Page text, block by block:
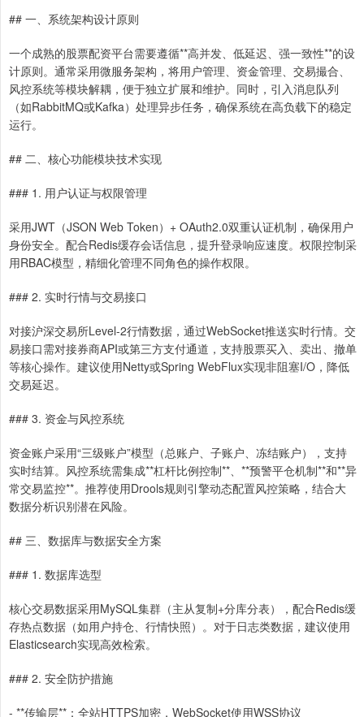
## 一、系统架构设计原则
一个成熟的股票配资平台需要遵循**高并发、低延迟、强一致性**的设
计原则。通常采用微服务架构，将用户管理、资金管理、交易撮合、
风控系统等模块解耦，便于独立扩展和维护。同时，引入消息队列
（如RabbitMQ或Kafka）处理异步任务，确保系统在高负载下的稳定
运行。
## 二、核心功能模块技术实现
### 1. 用户认证与权限管理
采用JWT（JSON Web Token）+ OAuth2.0双重认证机制，确保用户
身份安全。配合Redis缓存会话信息，提升登录响应速度。权限控制采
用RBAC模型，精细化管理不同角色的操作权限。
### 2. 实时行情与交易接口
对接沪深交易所Level-2行情数据，通过WebSocket推送实时行情。交
易接口需对接券商API或第三方支付通道，支持股票买入、卖出、撤单
等核心操作。建议使用Netty或Spring WebFlux实现非阻塞I/O，降低
交易延迟。
### 3. 资金与风控系统
资金账户采用“三级账户”模型（总账户、子账户、冻结账户），支持
实时结算。风控系统需集成**杠杆比例控制**、**预警平仓机制**和**异
常交易监控**。推荐使用Drools规则引擎动态配置风控策略，结合大
数据分析识别潜在风险。
## 三、数据库与数据安全方案
### 1. 数据库选型
核心交易数据采用MySQL集群（主从复制+分库分表），配合Redis缓
存热点数据（如用户持仓、行情快照）。对于日志类数据，建议使用
Elasticsearch实现高效检索。
### 2. 安全防护措施
- **传输层**：全站HTTPS加密，WebSocket使用WSS协议